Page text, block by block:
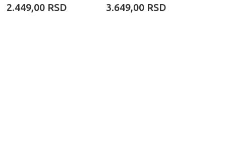
2.449,00 RSD 3.649,00 RSD